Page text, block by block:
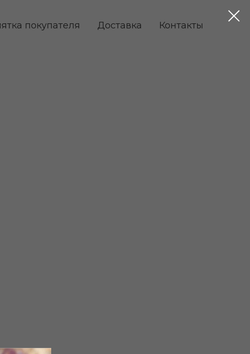
покупателя Доставка Контакты